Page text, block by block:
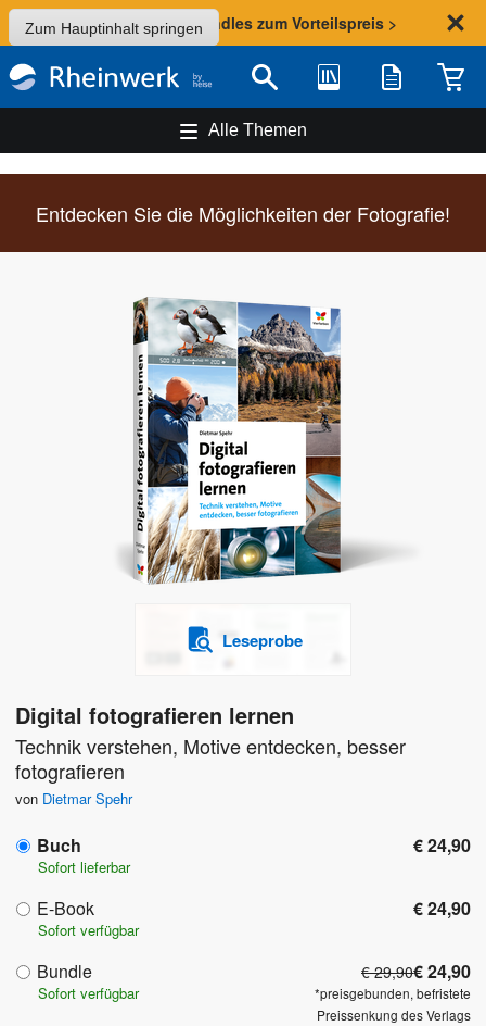
Zum Hauptinhalt springen
Sommer-Aktion: Bundles zum Vorteilspreis >
Suche Bibliothek Merkliste
Alle Themen
Entdecken Sie die Möglichkeiten der Fotografie!
Leseprobe
Digital fotografieren lernen
Technik verstehen, Motive entdecken, besser
fotografieren
von Dietmar Spehr
Buch € 24,90
Sofort lieferbar
E-Book € 24,90
Sofort verfügbar
Bundle € 29,90€ 24,90
*preisgebunden, befristete
Preissenkung des Verlags
Sofort verfügbar